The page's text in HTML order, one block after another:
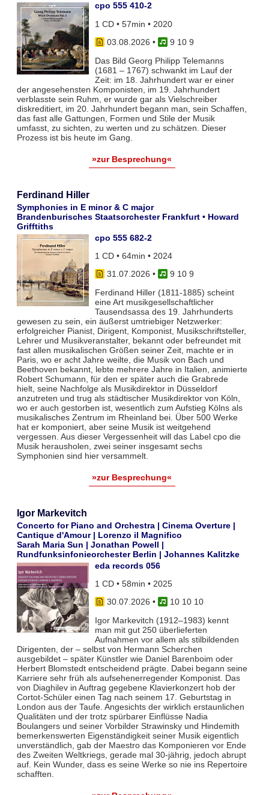
cpo 555 410-2
1 CD • 57min • 2020
03.08.2026 •
9 10 9
Das Bild Georg Philipp Telemanns
(1681 – 1767) schwankt im Lauf der
Zeit: im 18. Jahrhundert war er einer
der angesehensten Komponisten, im 19. Jahrhundert
verblasste sein Ruhm, er wurde gar als Vielschreiber
diskreditiert, im 20. Jahrhundert begann man, sein Schaffen,
das fast alle Gattungen, Formen und Stile der Musik
umfasst, zu sichten, zu werten und zu schätzen. Dieser
Prozess ist bis heute im Gang.
»zur Besprechung«
Ferdinand Hiller
Symphonies in E minor & C major
Brandenburisches Staatsorchester Frankfurt • Howard
Grifftiths
cpo 555 682-2
1 CD • 64min • 2024
31.07.2026 •
9 10 9
Ferdinand Hiller (1811-1885) scheint
eine Art musikgesellschaftlicher
Tausendsassa des 19. Jahrhunderts
gewesen zu sein, ein äußerst umtriebiger Netzwerker:
erfolgreicher Pianist, Dirigent, Komponist, Musikschriftsteller,
Lehrer und Musikveranstalter, bekannt oder befreundet mit
fast allen musikalischen Größen seiner Zeit, machte er in
Paris, wo er acht Jahre weilte, die Musik von Bach und
Beethoven bekannt, lebte mehrere Jahre in Italien, animierte
Robert Schumann, für den er später auch die Grabrede
hielt, seine Nachfolge als Musikdirektor in Düsseldorf
anzutreten und trug als städtischer Musikdirektor von Köln,
wo er auch gestorben ist, wesentlich zum Aufstieg Kölns als
musikalisches Zentrum im Rheinland bei. Über 500 Werke
hat er komponiert, aber seine Musik ist weitgehend
vergessen. Aus dieser Vergessenheit will das Label cpo die
Musik herausholen, zwei seiner insgesamt sechs
Symphonien sind hier versammelt.
»zur Besprechung«
Igor Markevitch
Concerto for Piano and Orchestra | Cinema Overture |
Cantique d'Amour | Lorenzo il Magnifico
Sarah Maria Sun | Jonathan Powell |
Rundfunksinfonieorchester Berlin | Johannes Kalitzke
eda records 056
1 CD • 58min • 2025
30.07.2026 •
10 10 10
Igor Markevitch (1912–1983) kennt
man mit gut 250 überlieferten
Aufnahmen vor allem als stilbildenden
Dirigenten, der – selbst von Hermann Scherchen
ausgebildet – später Künstler wie Daniel Barenboim oder
Herbert Blomstedt entscheidend prägte. Dabei begann seine
Karriere sehr früh als aufsehenerregender Komponist. Das
von Diaghilev in Auftrag gegebene Klavierkonzert hob der
Cortot-Schüler einen Tag nach seinem 17. Geburtstag in
London aus der Taufe. Angesichts der wirklich erstaunlichen
Qualitäten und der trotz spürbarer Einflüsse Nadia
Boulangers und seiner Vorbilder Strawinsky und Hindemith
bemerkenswerten Eigenständigkeit seiner Musik eigentlich
unverständlich, gab der Maestro das Komponieren vor Ende
des Zweiten Weltkriegs, gerade mal 30-jährig, jedoch abrupt
auf. Kein Wunder, dass es seine Werke so nie ins Repertoire
schafften.